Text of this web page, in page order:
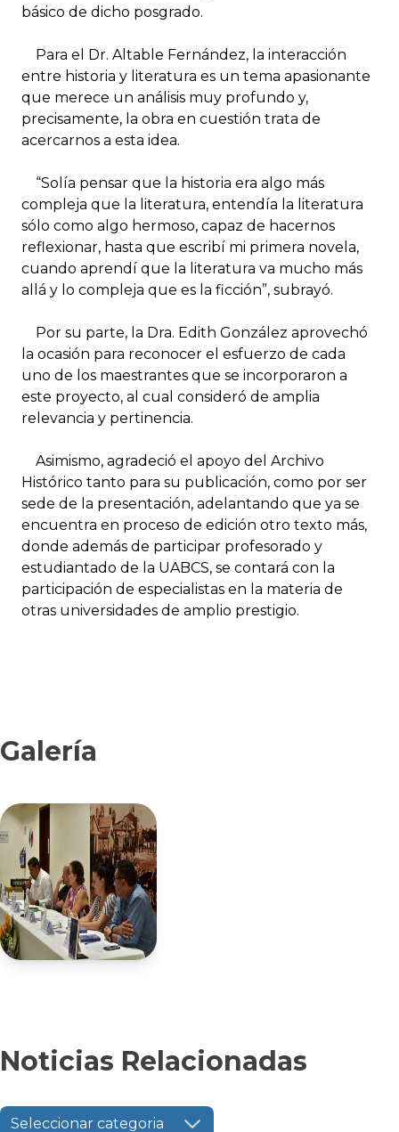
básico de dicho posgrado.
Para el Dr. Altable Fernández, la interacción
entre historia y literatura es un tema apasionante
que merece un análisis muy profundo y,
precisamente, la obra en cuestión trata de
acercarnos a esta idea.
“Solía pensar que la historia era algo más
compleja que la literatura, entendía la literatura
sólo como algo hermoso, capaz de hacernos
reflexionar, hasta que escribí mi primera novela,
cuando aprendí que la literatura va mucho más
allá y lo compleja que es la ficción”, subrayó.
Por su parte, la Dra. Edith González aprovechó
la ocasión para reconocer el esfuerzo de cada
uno de los maestrantes que se incorporaron a
este proyecto, al cual consideró de amplia
relevancia y pertinencia.
Asimismo, agradeció el apoyo del Archivo
Histórico tanto para su publicación, como por ser
sede de la presentación, adelantando que ya se
encuentra en proceso de edición otro texto más,
donde además de participar profesorado y
estudiantado de la UABCS, se contará con la
participación de especialistas en la materia de
otras universidades de amplio prestigio.
Galería
Noticias Relacionadas
Seleccionar categoria